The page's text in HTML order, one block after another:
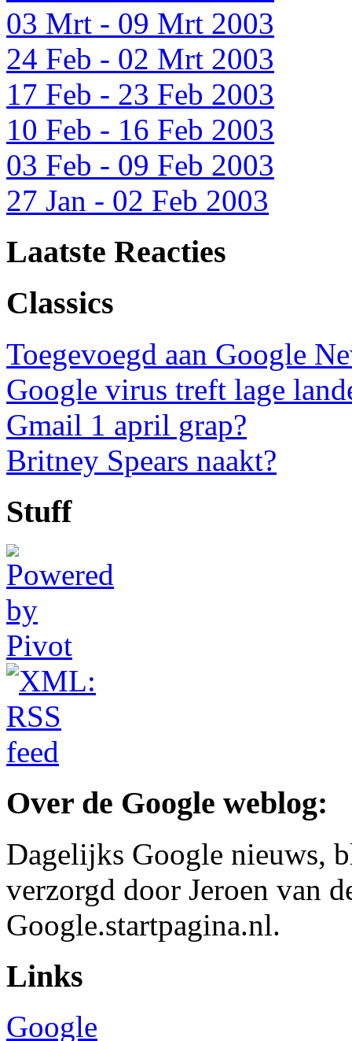
03 Mrt - 09 Mrt 2003
24 Feb - 02 Mrt 2003
17 Feb - 23 Feb 2003
10 Feb - 16 Feb 2003
03 Feb - 09 Feb 2003
27 Jan - 02 Feb 2003
Laatste Reacties
Classics
Toegevoegd aan Google
Google virus treft lage
Gmail 1 april grap?
Britney Spears naakt?
Stuff
Over de Google weblog:
Dagelijks Google nieuws,
verzorgd door Jeroen van
Google.startpagina.nl.
Links
Google